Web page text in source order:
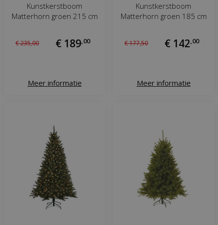
Kunstkerstboom
Matterhorn groen 215 cm
€235,00 € 189, 00
Meer informatie
Kunstkerstboom
Matterhorn groen 185 cm
€177,50 € 142 00
Meer informatie